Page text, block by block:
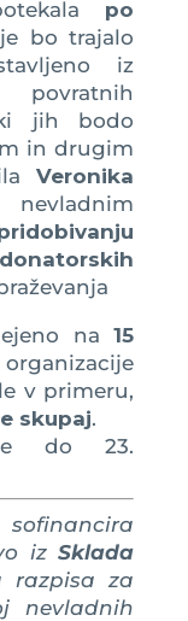
po
bo trajalo
iz
jih bodo
in drugim
Veronika
na15
v primeru,
skupaj.
do 23.
izSklada
razpisa za
nevladnih